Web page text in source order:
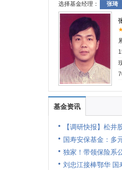
选择基金经理： 张琦
基金资讯
【调研快报】松井
国寿安保基金：多
独家！带领保险系
刘忠江接棒鄂华 国